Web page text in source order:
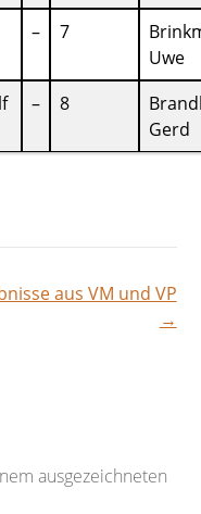
– 7
Uwe
– 8
Gerd
aus VM und VP
→
ausgezeichneten